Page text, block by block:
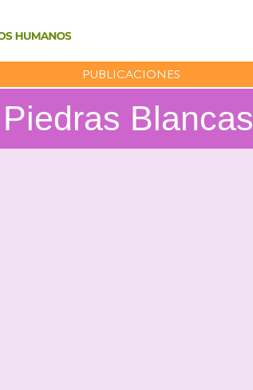
PUBLICACIONES
Piedras Blancas